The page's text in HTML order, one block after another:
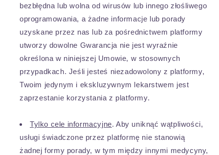
bezbłędna lub wolna od wirusów lub innego złośliwego
oprogramowania, a żadne informacje lub porady
uzyskane przez nas lub za pośrednictwem platformy
utworzy dowolne Gwarancja nie jest wyraźnie
określona w niniejszej Umowie, w stosownych
przypadkach. Jeśli jesteś niezadowolony z platformy,
Twoim jedynym i ekskluzywnym lekarstwem jest
zaprzestanie korzystania z platformy.
Tylko cele informacyjne. Aby uniknąć wątpliwości,
usługi świadczone przez platformę nie stanowią
żadnej formy porady, w tym między innymi medycyny,